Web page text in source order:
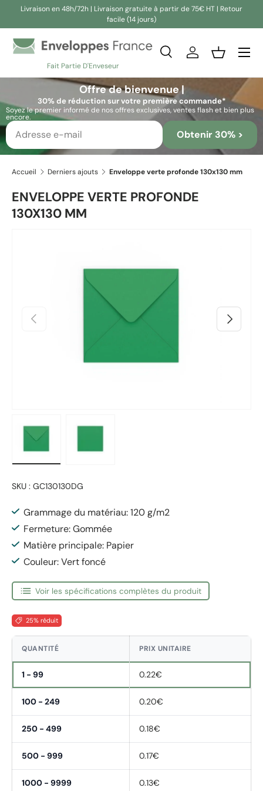
Livraison en 48h/72h | Livraison gratuite à partir de 75€ HT | Retour
facile (14 jours)
Fait Partie D'Enveseur
Recherche
Rechercher
RechercheSe connecter
Panier
Offre de bienvenue |
30% de réduction sur votre première commande*
Soyez le premier informé de nos offres exclusives, ventes flash et bien plus
encore.
Obtenir 30% >
Accueil Derniers ajouts Enveloppe verte profonde 130x130 mm
ENVELOPPE VERTE PROFONDE
130X130 MM
Précédent Suivant
SKU : GC130130DG
Grammage du matériau: 120 g/m2
Fermeture: Gommée
Matière principale: Papier
Couleur: Vert foncé
Voir les spécifications complètes du produit
25% réduit
QUANTITÉ PRIX UNITAIRE
1 - 99 0.22€
100 - 249 0.20€
250 - 499 0.18€
500 - 999 0.17€
1000 - 9999 0.13€